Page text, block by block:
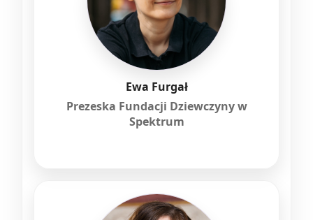
Ewa Furgał
Prezeska Fundacji Dziewczyny w
Spektrum